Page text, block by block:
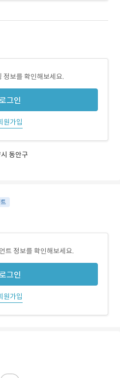
정보를 확인해보세요.
로그인
원가입
동안구
트 정보를 확인해보세요.
로그인
원가입